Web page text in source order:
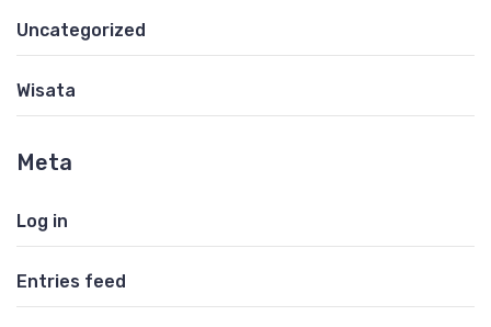
Uncategorized
Wisata
Meta
Log in
Entries feed